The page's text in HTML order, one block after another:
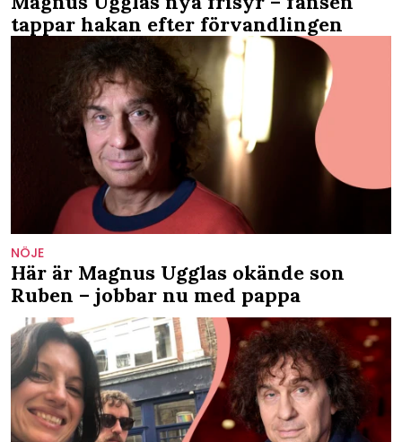
tappar hakan efter förvandlingen
NÖJE
Här är Magnus Ugglas okände son
Ruben – jobbar nu med pappa